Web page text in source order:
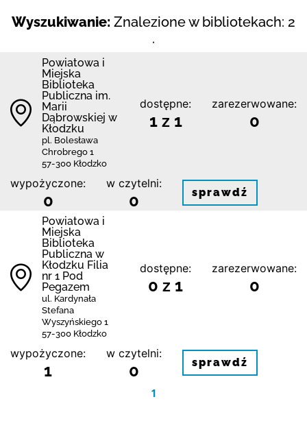
Wyszukiwanie: Znalezione w bibliotekach: 2
.
Powiatowa i
Miejska
Biblioteka
Publiczna im.
Marii
Dąbrowskiej w
Kłodzku
pl. Bolesława
Chrobrego 1
57-300 Kłodzko
dostępne:
1 z 1
zarezerwowane:
0
wypożyczone:
0
w czytelni:
0 sprawdź
Powiatowa i
Miejska
Biblioteka
Publiczna w
Kłodzku Filia
nr 1 Pod
Pegazem
ul. Kardynała
Stefana
Wyszyńskiego 1
57-300 Kłodzko
dostępne:
0 z 1
zarezerwowane:
0
wypożyczone:
1
w czytelni:
0 sprawdź
1